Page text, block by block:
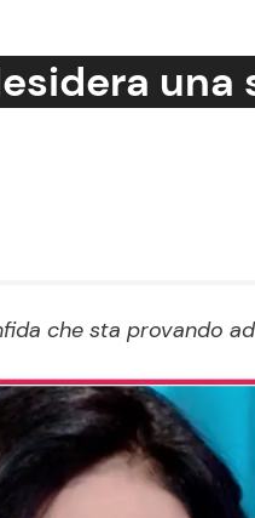
Salute
Viaggi e Turismo
Festività
che sta provando